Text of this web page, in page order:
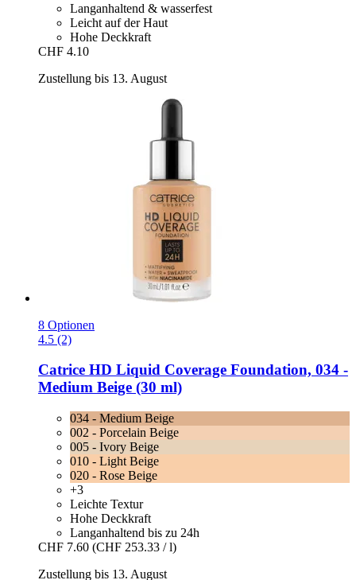
Langanhaltend & wasserfest
Leicht auf der Haut
Hohe Deckkraft
CHF 4.10
Zustellung bis 13. August
8 Optionen
4.5 (2)
Catrice HD Liquid Coverage Foundation, 034 -​
Medium Beige (30 ml)
034 - Medium Beige
002 - Porcelain Beige
005 - Ivory Beige
010 - Light Beige
020 - Rose Beige
+3
Leichte Textur
Hohe Deckkraft
Langanhaltend bis zu 24h
CHF 7.60 (CHF 253.33 / l)
Zustellung bis 13. August